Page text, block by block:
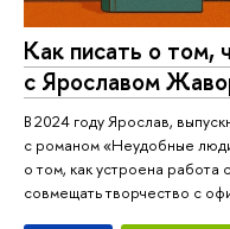
Как писать о том,
с Ярославом
В 2024 году Ярослав,
с романом «Неудобные
о том, как устроена работа
совмещать творчество с